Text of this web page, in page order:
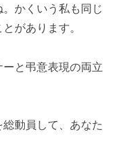
かくいう私も同じ
があります。
と弔意表現の両立
動員して、あなた